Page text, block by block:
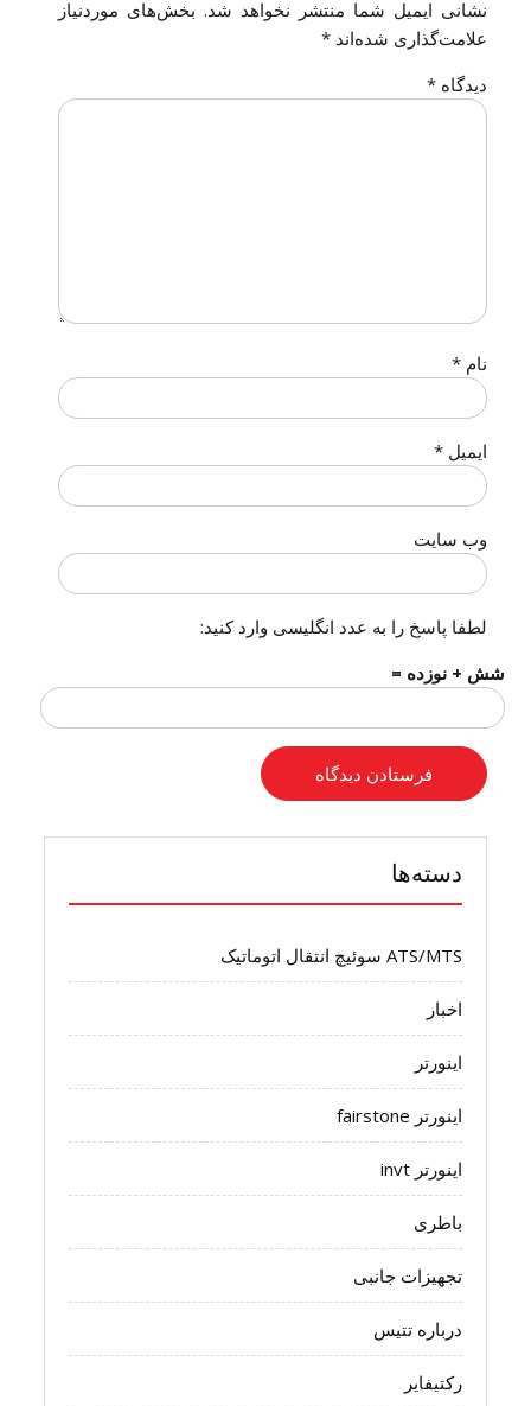
نشانی ایمیل شما منتشر نخواهد شد. بخش‌های موردنیاز
علامت‌گذاری شده‌اند*
دیدگاه*
نام*
ایمیل*
وب‌ سایت
لطفا پاسخ را به عدد انگلیسی وارد کنید:
شش + نوزده =
دسته‌ها
ATS/MTS سوئیچ انتقال اتوماتیک
اخبار
اینورتر
اینورتر fairstone
اینورتر invt
باطری
تجهیزات جانبی
درباره تتیس
رکتیفایر